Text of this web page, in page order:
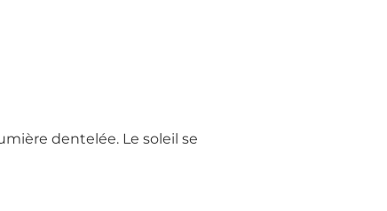
dentelée. Le soleil se